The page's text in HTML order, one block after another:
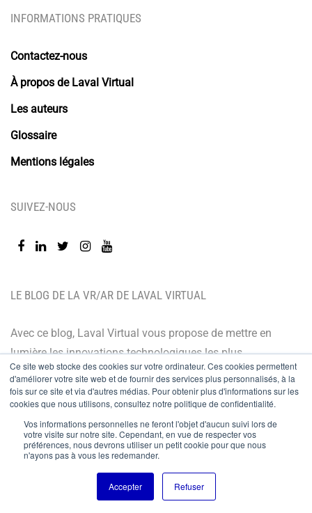
Ce site web stocke des cookies sur votre ordinateur. Ces cookies permettent
d'améliorer votre site web et de fournir des services plus personnalisés, à la
fois sur ce site et via d'autres médias. Pour obtenir plus d'informations sur les
cookies que nous utilisons, consultez notre politique de confidentialité.
Vos informations personnelles ne feront l'objet d'aucun suivi lors de
votre visite sur notre site. Cependant, en vue de respecter vos
préférences, nous devrons utiliser un petit cookie pour que nous
n'ayons pas à vous les redemander.
Accepter Refuser
LE BLOG DE LA VR/AR DE LAVAL VIRTUAL
Avec ce blog, Laval Virtual vous propose de mettre en
lumière les innovations technologiques les plus
récentes et les dernières tendances. Orienté BtoB, le
blog de Laval Virtual s’adresse à tous ceux qui désirent
mieux comprendre et mieux maîtriser les technologies
immersives, les intégrer à leur chaîne de valeur ou
encore anticiper leurs évolutions.
INFORMATIONS PRATIQUES
Contactez-nous
À propos de Laval Virtual
Les auteurs
Glossaire
Mentions légales
SUIVEZ-NOUS